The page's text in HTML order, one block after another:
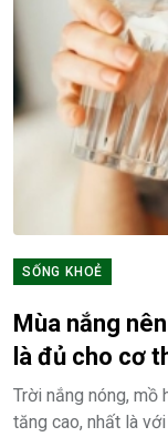
SỐNG KHOẺ
Mùa nắng
là đủ cho cơ
Trời nắng nóng, mồ
tăng cao, nhất là